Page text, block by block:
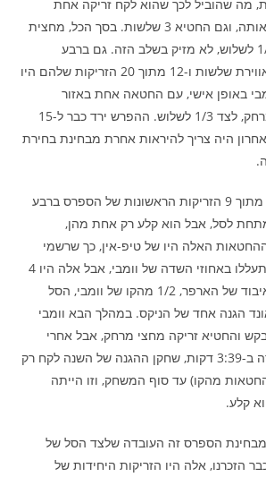
מה שהוביל לכך שהוא לקח זריקה אחת
מהאזור המוגבל וקלע אותה, וגם החטיא 3 שלשות. בסך הכל, מחצית
של 5/6 מהצבע וגם 1/5 לשלוש, לא מזיק בשלב הזה. גם ברבע
השלישי הספרס היו באווירת שלשות ו-12 מתוך 20 הזריקות שלהם היו
באופן אישי, עם החטאה אחת באזור
המוגבל ואחת מחצי מרחק, לצד 1/3 לשלוש. ההפרש ירד כבר ל-15
היה צריך להיראות אחרת מבחינת בחירת
זה בדיוק מה שקרה. 7 מתוך 9 הזריקות הראשונות של הספרס ברבע
מתחת לסל, אבל הוא קלע רק אחת מהן,
האלה היו של טיפ-אין, כך שרשמי
הסטטיסטיקות קצת התעללו באחוזי השדה של וומבי, אבל אלה היו 4
מהלכים שהסתיימו באיבוד של הארפר, 1/2 מהקו של וומבי, הסל
הגנה אחד של הניקס. במהלך הבא וומבי
והחטיא זריקה מחצי מרחק, אבל אחרי
שלקח 8 זריקות מהשדה ב-3:39 דקות, שחקן ההגנה של השנה לקח רק
אחת (חוץ מ-2 החטאות מהקו) עד סוף המשחק, וזו הייתה
קלע.
מבחינת הספרס זה העובדה שלצד הסל של
הזכרנו, אלה היו הזריקות היחידות של